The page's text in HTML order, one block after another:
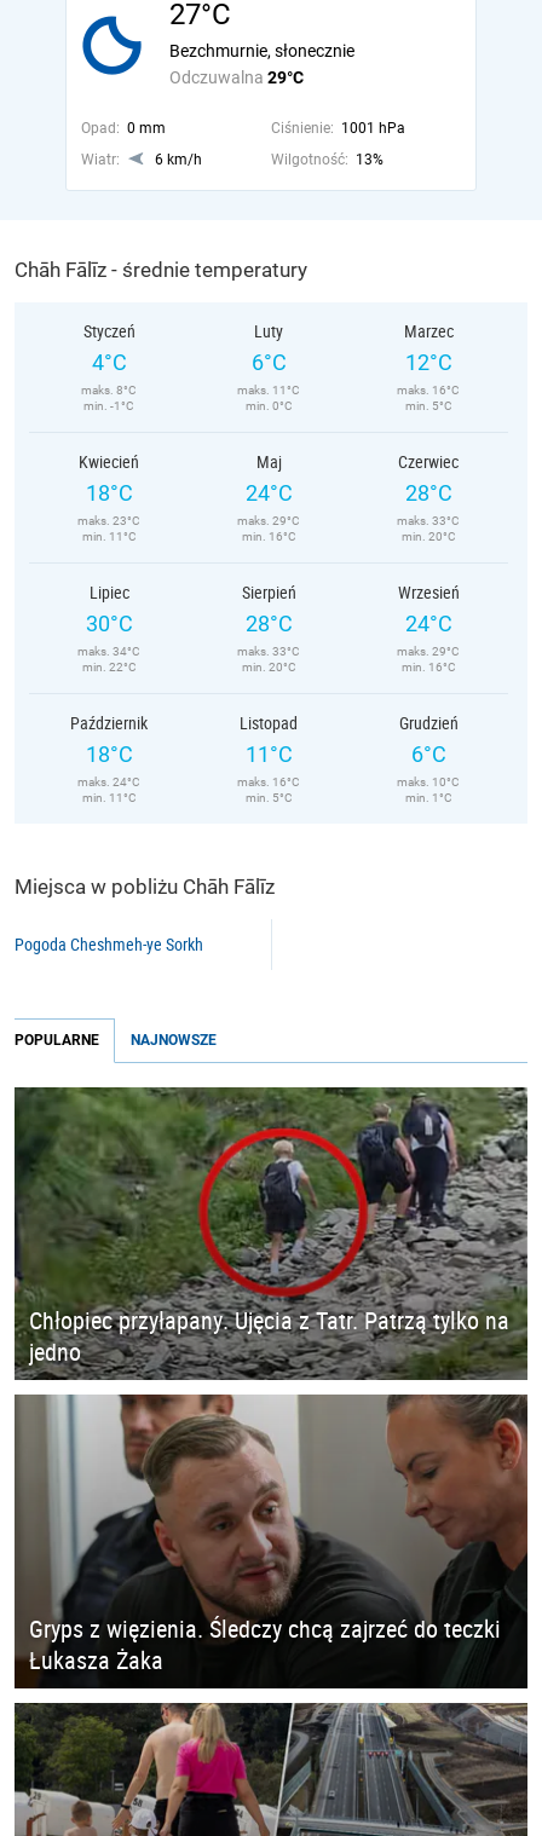
27°C
Odczuwalna 29°C
Bezchmurnie, słonecznie
Opad: 0 mm Ciśnienie: 1001 hPa
Wiatr:
6 km/h Wilgotność: 13%
Chāh Fālīz - średnie temperatury
Styczeń
4°C
maks. 8°C
min. -1°C
Luty
6°C
maks. 11°C
min. 0°C
Marzec
12°C
maks. 16°C
min. 5°C
Kwiecień
18°C
maks. 23°C
min. 11°C
Maj
24°C
maks. 29°C
min. 16°C
Czerwiec
28°C
maks. 33°C
min. 20°C
Lipiec
30°C
maks. 34°C
min. 22°C
Sierpień
28°C
maks. 33°C
min. 20°C
Wrzesień
24°C
maks. 29°C
min. 16°C
Październik
18°C
maks. 24°C
min. 11°C
Listopad
11°C
maks. 16°C
min. 5°C
Grudzień
6°C
maks. 10°C
min. 1°C
Miejsca w pobliżu Chāh Fālīz
Pogoda Cheshmeh-ye Sorkh
POPULARNE NAJNOWSZE
Chłopiec przyłapany. Ujęcia z Tatr. Patrzą tylko na
jedno
Gryps z więzienia. Śledczy chcą zajrzeć do teczki
Łukasza Żaka